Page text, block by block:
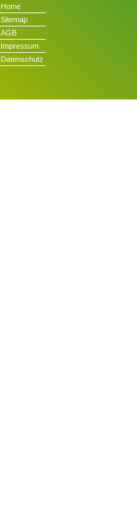
Home
Sitemap
AGB
Impressum
Datenschutz